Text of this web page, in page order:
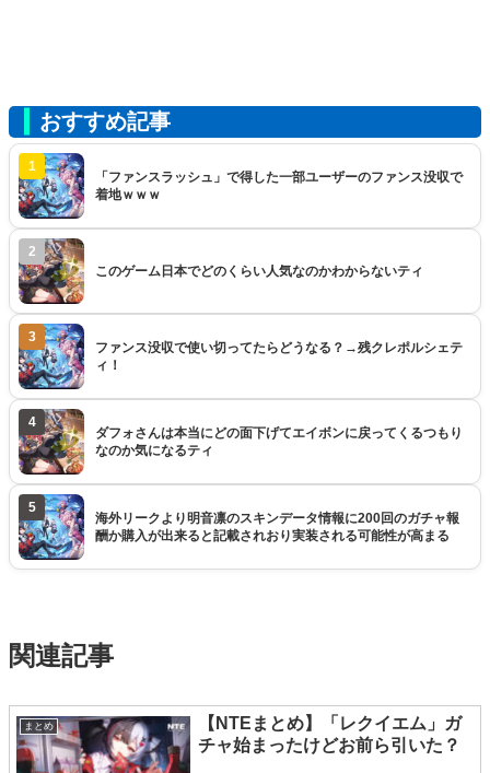
おすすめ記事
1
「ファンスラッシュ」で得した一部ユーザーのファンス没収で
着地ｗｗｗ
2
このゲーム日本でどのくらい人気なのかわからないティ
3
ファンス没収で使い切ってたらどうなる？→残クレポルシェテ
ィ！
4
ダフォさんは本当にどの面下げてエイボンに戻ってくるつもり
なのか気になるティ
5
海外リークより明音凛のスキンデータ情報に200回のガチャ報
酬か購入が出来ると記載されおり実装される可能性が高まる
関連記事
まとめ
【NTEまとめ】「レクイエム」ガ
チャ始まったけどお前ら引いた？